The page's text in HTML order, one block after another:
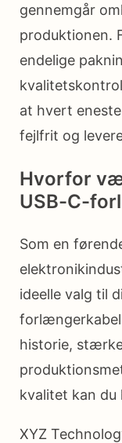
gennemgår
produktionen.
endelige
at hvert
fejlfrit og
Hvorfor
USB-C-
Som en
ideelle valg til
historie,
kvalitet kan du
XYZ